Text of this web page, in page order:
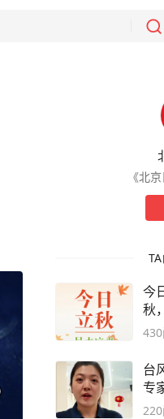
《北
今
秋
430
台
专
220